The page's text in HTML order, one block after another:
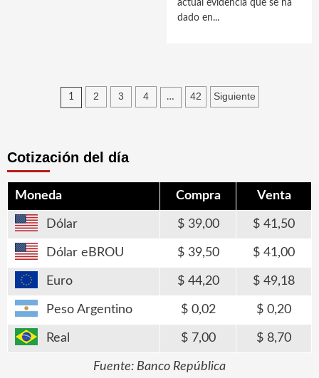
actual evidencia que se ha
dado en...
Paginación
1 2 3 4 … 42 Siguiente
Cotización del día
Moneda Compra Venta
Dólar 39,00 41,50
Dólar eBROU 39,50 41,00
Euro 44,20 49,18
Peso Argentino 0,02 0,20
Real 7,00 8,70
Fuente: Banco República